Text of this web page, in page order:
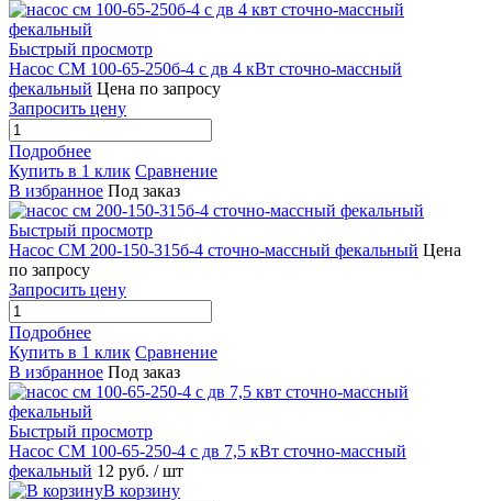
Быстрый просмотр
Насос СМ 100-65-250б-4 с дв 4 кВт сточно-массный
фекальный Цена по запросу
Запросить цену
Подробнее
Купить в 1 клик Сравнение
В избранное Под заказ
Быстрый просмотр
Насос СМ 200-150-315б-4 сточно-массный фекальный Цена
по запросу
Запросить цену
Подробнее
Купить в 1 клик Сравнение
В избранное Под заказ
Быстрый просмотр
Насос СМ 100-65-250-4 с дв 7,5 кВт сточно-массный
фекальный 12 руб. / шт
В корзину